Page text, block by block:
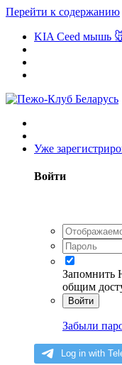
Перейти к содержанию
KIA Ceed мышь
Уже
Войти
Запомнить
общим
Войти
Забыли